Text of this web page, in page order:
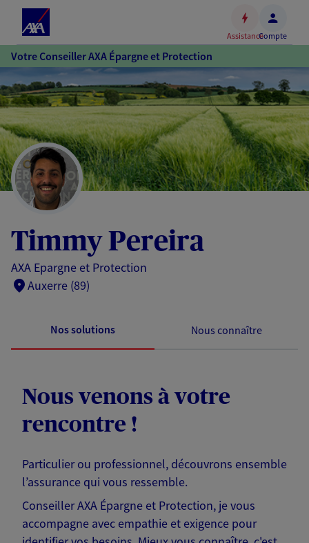
Accéder
au
contenu
principal
Accéder
au
pied
de
page
AssistanceCompte
Votre Conseiller AXA Épargne et Protection
Timmy Pereira
AXA Epargne et Protection
Auxerre (89)
Nos solutions Nous connaître
Nous venons à votre
rencontre !
Particulier ou professionnel, découvrons ensemble
l’assurance qui vous ressemble.
Conseiller AXA Épargne et Protection, je vous
accompagne avec empathie et exigence pour